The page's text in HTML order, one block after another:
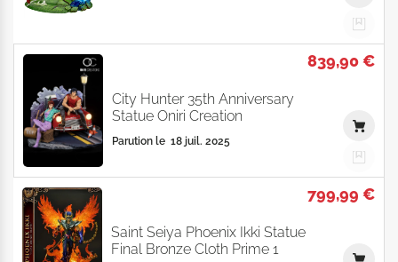
839,90 €
City Hunter 35th Anniversary
Statue Oniri Creation
Parution le 18 juil. 2025
799,99 €
Saint Seiya Phoenix Ikki Statue
Final Bronze Cloth Prime 1